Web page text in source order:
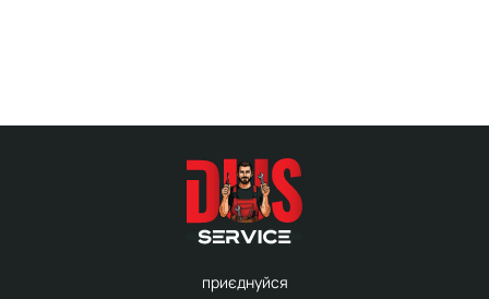
приєднуйся